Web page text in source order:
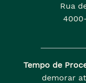
Rua
Tempo de
demorar